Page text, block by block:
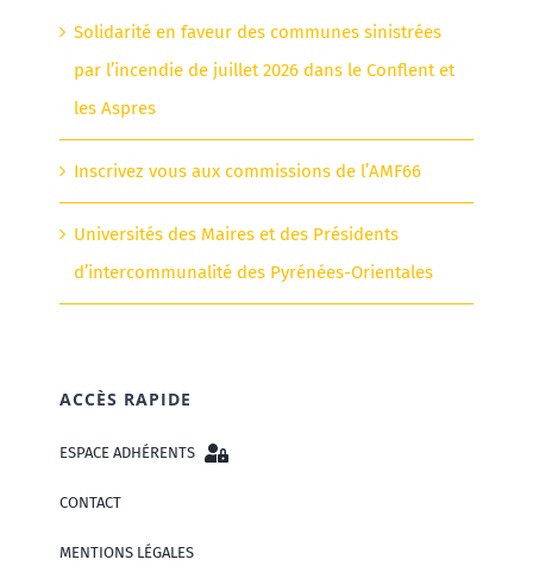
Solidarité en faveur des communes sinistrées
par l’incendie de juillet 2026 dans le Conflent et
les Aspres
Inscrivez vous aux commissions de l’AMF66
Universités des Maires et des Présidents
d’intercommunalité des Pyrénées-Orientales
ACCÈS RAPIDE
ESPACE ADHÉRENTS
CONTACT
MENTIONS LÉGALES